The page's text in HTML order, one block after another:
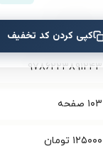
۱.۸۵ مگابایت
۹۷۸۶۲۲۳۸۹۱۲۴۳
۱۰۳ صفحه
۱۲۵۰۰۰ تومان
کپی کردن کد تخفیف